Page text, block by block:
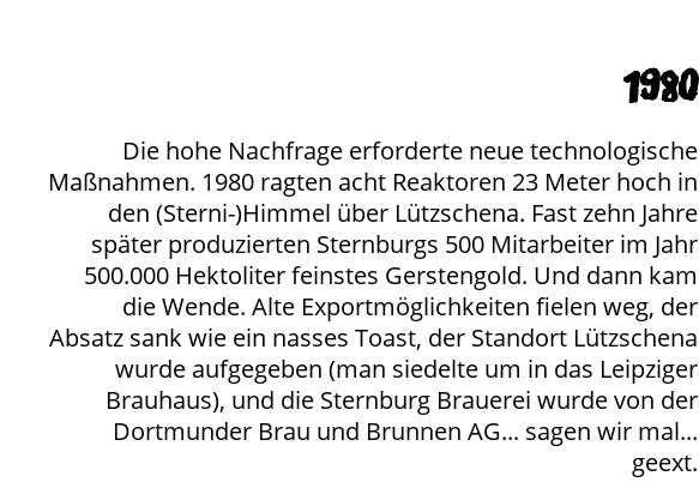
1980
Die hohe Nachfrage erforderte neue technologische
Maßnahmen. 1980 ragten acht Reaktoren 23 Meter hoch in
den (Sterni-)Himmel über Lützschena. Fast zehn Jahre
später produzierten Sternburgs 500 Mitarbeiter im Jahr
500.000 Hektoliter feinstes Gerstengold. Und dann kam
die Wende. Alte Exportmöglichkeiten fielen weg, der
Absatz sank wie ein nasses Toast, der Standort Lützschena
wurde aufgegeben (man siedelte um in das Leipziger
Brauhaus), und die Sternburg Brauerei wurde von der
Dortmunder Brau und Brunnen AG... sagen wir mal...
geext.